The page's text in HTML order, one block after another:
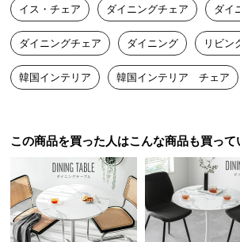
送
に
つ
い
て
型
品
の
配
送
イス・チェア ダイニングチェア ダイ
ダイニングチェア ダイニング リビン
韓国インテリア 韓国インテリア チェア
この商品を買った人はこんな商品も買って